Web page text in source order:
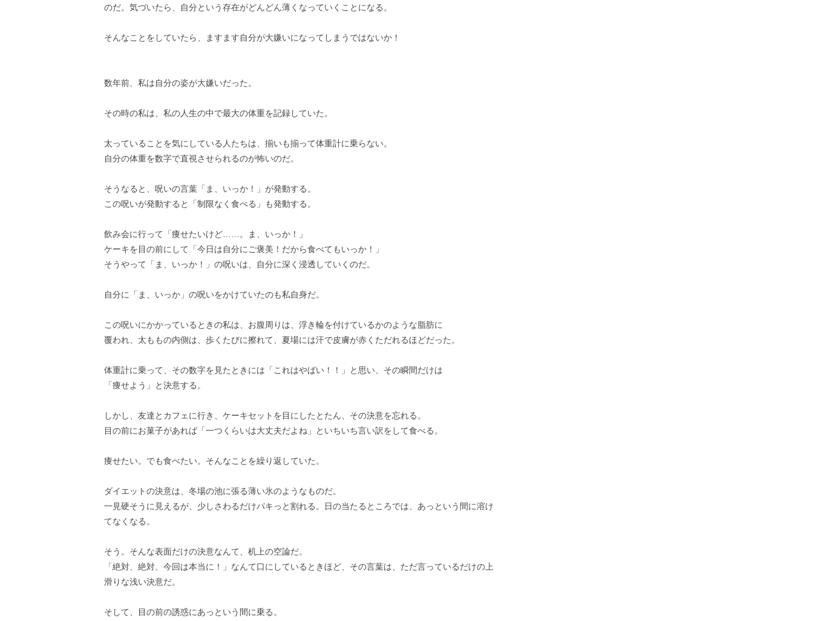
のだ。気づいたら、自分という存在がどんどん薄くなっていくことになる。
そんなことをしていたら、ますます自分が大嫌いになってしまうではないか！
数年前、私は自分の姿が大嫌いだった。
その時の私は、私の人生の中で最大の体重を記録していた。
太っていることを気にしている人たちは、揃いも揃って体重計に乗らない。
自分の体重を数字で直視させられるのが怖いのだ。
そうなると、呪いの言葉「ま、いっか！」が発動する。
この呪いが発動すると「制限なく食べる」も発動する。
飲み会に行って「痩せたいけど……。ま、いっか！」
ケーキを目の前にして「今日は自分にご褒美！だから食べてもいっか！」
そうやって「ま、いっか！」の呪いは、自分に深く浸透していくのだ。
自分に「ま、いっか」の呪いをかけていたのも私自身だ。
この呪いにかかっているときの私は、お腹周りは、浮き輪を付けているかのような脂肪に
覆われ、太ももの内側は、歩くたびに擦れて、夏場には汗で皮膚が赤くただれるほどだった。
体重計に乗って、その数字を見たときには「これはやばい！！」と思い、その瞬間だけは
「痩せよう」と決意する。
しかし、友達とカフェに行き、ケーキセットを目にしたとたん、その決意を忘れる。
目の前にお菓子があれば「一つくらいは大丈夫だよね」といちいち言い訳をして食べる。
痩せたい。でも食べたい。そんなことを繰り返していた。
ダイエットの決意は、冬場の池に張る薄い氷のようなものだ。
一見硬そうに見えるが、少しさわるだけパキっと割れる。日の当たるところでは、あっという間に溶け
てなくなる。
そう。そんな表面だけの決意なんて、机上の空論だ。
「絶対、絶対、今回は本当に！」なんて口にしているときほど、その言葉は、ただ言っているだけの上
滑りな浅い決意だ。
そして、目の前の誘惑にあっという間に乗る。